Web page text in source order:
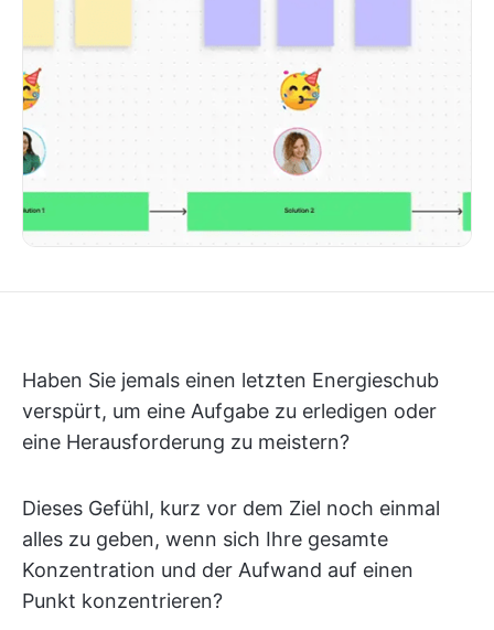
Haben Sie jemals einen letzten Energieschub
verspürt, um eine Aufgabe zu erledigen oder
eine Herausforderung zu meistern?
Dieses Gefühl, kurz vor dem Ziel noch einmal
alles zu geben, wenn sich Ihre gesamte
Konzentration und der Aufwand auf einen
Punkt konzentrieren?